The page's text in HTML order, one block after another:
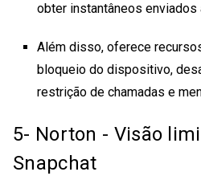
obter instantâneos enviados
Além disso, oferece
bloqueio do dispositivo,
restrição de chamadas e
5- Norton - Visão
Snapchat